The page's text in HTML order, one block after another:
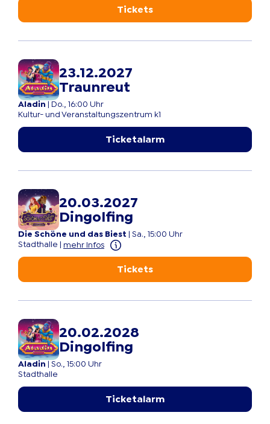
Tickets
23.12.2027
Traunreut
Aladin
Do., 16:00 Uhr
Kultur- und Veranstaltungszentrum k1
Ticketalarm
20.03.2027
Dingolfing
Die Schöne und das Biest
Sa., 15:00 Uhr
Stadthalle
mehr Infos
Tickets
20.02.2028
Dingolfing
Aladin
So., 15:00 Uhr
Stadthalle
Ticketalarm